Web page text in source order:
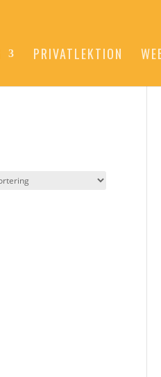
PRIVATLEKTION